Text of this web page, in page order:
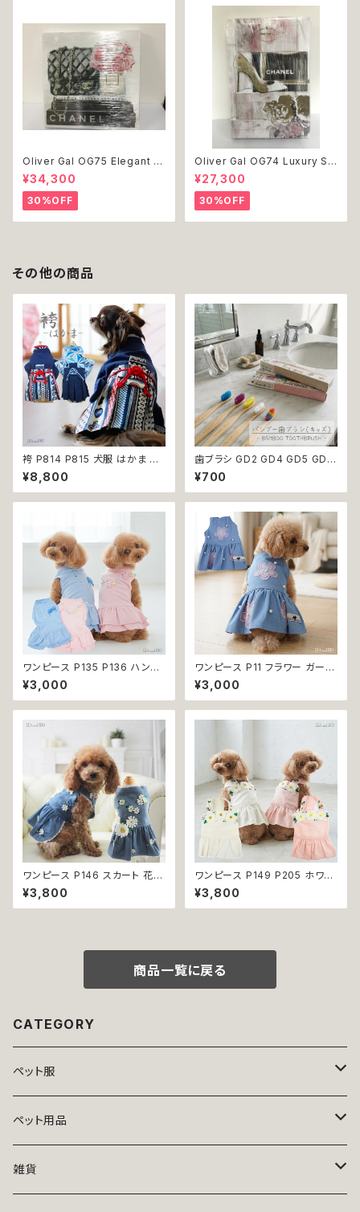
Oliver Gal OG75 Elegant E
ssentials Paris 絵 アート イ
ンテリア お祝い 贈り物 プレゼ
ント 結婚 新築 開店 周年 バー
スデイ 誕生日 ご褒美
¥34,300
30%OFF
Oliver Gal OG74 Luxury St
acked Shoes Rose Giftbo
x 絵 アート インテリア お祝い
贈り物 プレゼント 結婚 新築 開
店 周年 バースデイ 誕生日 ご褒
美
¥27,300
30%OFF
その他の商品
袴 P814 P815 犬服 はかま 和
柄 和装 ドッグウェア ドッグ ウェ
ア ドッグウエア 犬 猫 服 犬服
猫服 犬の服 猫の服 おしゃれ 小
¥8,800
歯ブラシ GD2 GD4 GD5 GD6
GD8 ハンブー歯ブラシ THE H
UMBLE CO.キッズ 子ども バン
ブー 竹 口腔ケア 植物由来原料
¥700
ワンピース P135 P136 ハンド
メイド ピンク ブルー ナチュラル
カラー パステルカラー ふんわり
カラー キラキラ ドッグウェア do
わいい おしゃれ デイリー フリン
ジ リボン ビーズ フリル ティア
ード 小型犬 返品交換不可
¥3,000
ワンピース P11 フラワー ガーリ
ー かわいい ドッグウェア dog
犬 猫 ペット 服 犬服 猫服 小型
犬 返品交換不可
¥3,000
ワンピース P146 スカート 花
ジャンスカ ドッグウエア ドック
ウェア 犬 猫 犬の服 猫の服 do
g ペット 服 小型犬 かわいい お
¥3,800
ワンピース P149 P205 ホワイ
ト ピンク フラワー ハンドメイド
Bee パステル コットン dog ウ
ェア ドッグ ウェア ドッグウエア
愛い おしゃれ 送料無料 返品交
¥3,800
商品一覧に戻る
CATEGORY
ペット服
トップス
ニット
ボトムス
ペット用品
ベッド
雑貨